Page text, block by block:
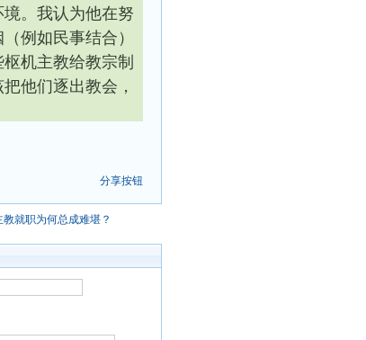
。我认为他在努
例如民事结合）
机主教给教宗制
他们逐出教会，
分享按钮
教就职为何总成难堪？